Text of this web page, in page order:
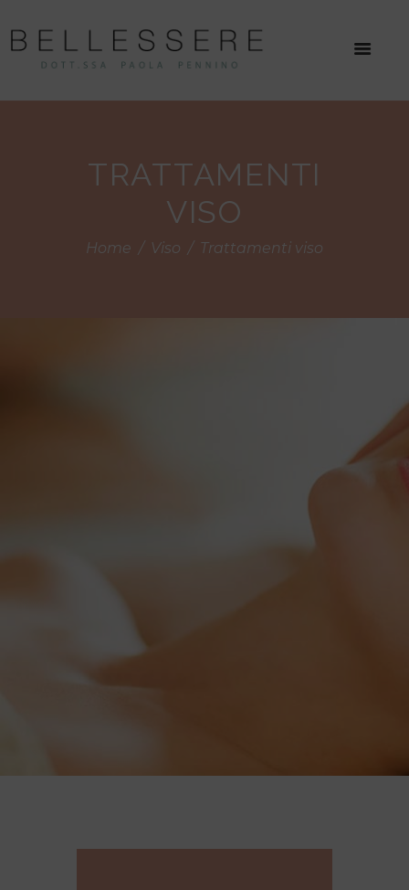
TRATTAMENTI
VISO
Home Viso Trattamenti viso